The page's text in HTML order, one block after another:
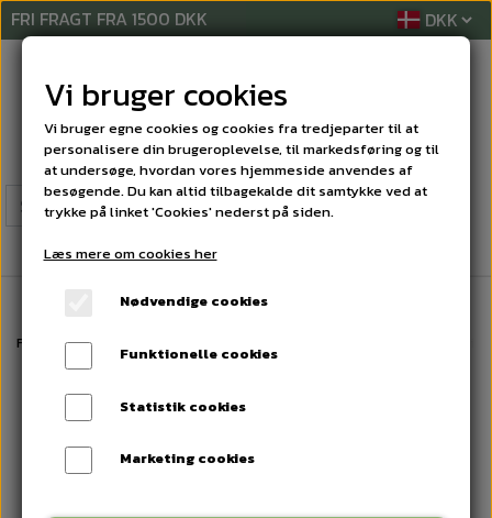
FRI FRAGT FRA 1500 DKK
Forside RENGØRINGSREKVISITTER
Vi bruger cookies
Vi bruger egne cookies og cookies fra tredjeparter til at
personalisere din brugeroplevelse, til markedsføring og til
at undersøge, hvordan vores hjemmeside anvendes af
besøgende. Du kan altid tilbagekalde dit samtykke ved at
trykke på linket 'Cookies' nederst på siden.
Læs mere om cookies her
Nødvendige cookies
Funktionelle cookies
Statistik cookies
Marketing cookies